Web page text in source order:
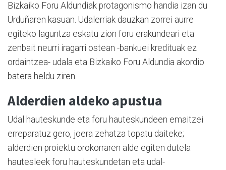
Bizkaiko Foru Aldundiak protagonismo handia izan du
Urduñaren kasuan. Udalerriak dauzkan zorrei aurre
egiteko laguntza eskatu zion foru erakundeari eta
zenbait neurri iragarri ostean -bankuei kredituak ez
ordaintzea- udala eta Bizkaiko Foru Aldundia akordio
batera heldu ziren.
Alderdien aldeko apustua
Udal hauteskunde eta foru hauteskundeen emaitzei
erreparatuz gero, joera zehatza topatu daiteke;
alderdien proiektu orokorraren alde egiten dutela
hautesleek foru hauteskundetan eta udal-